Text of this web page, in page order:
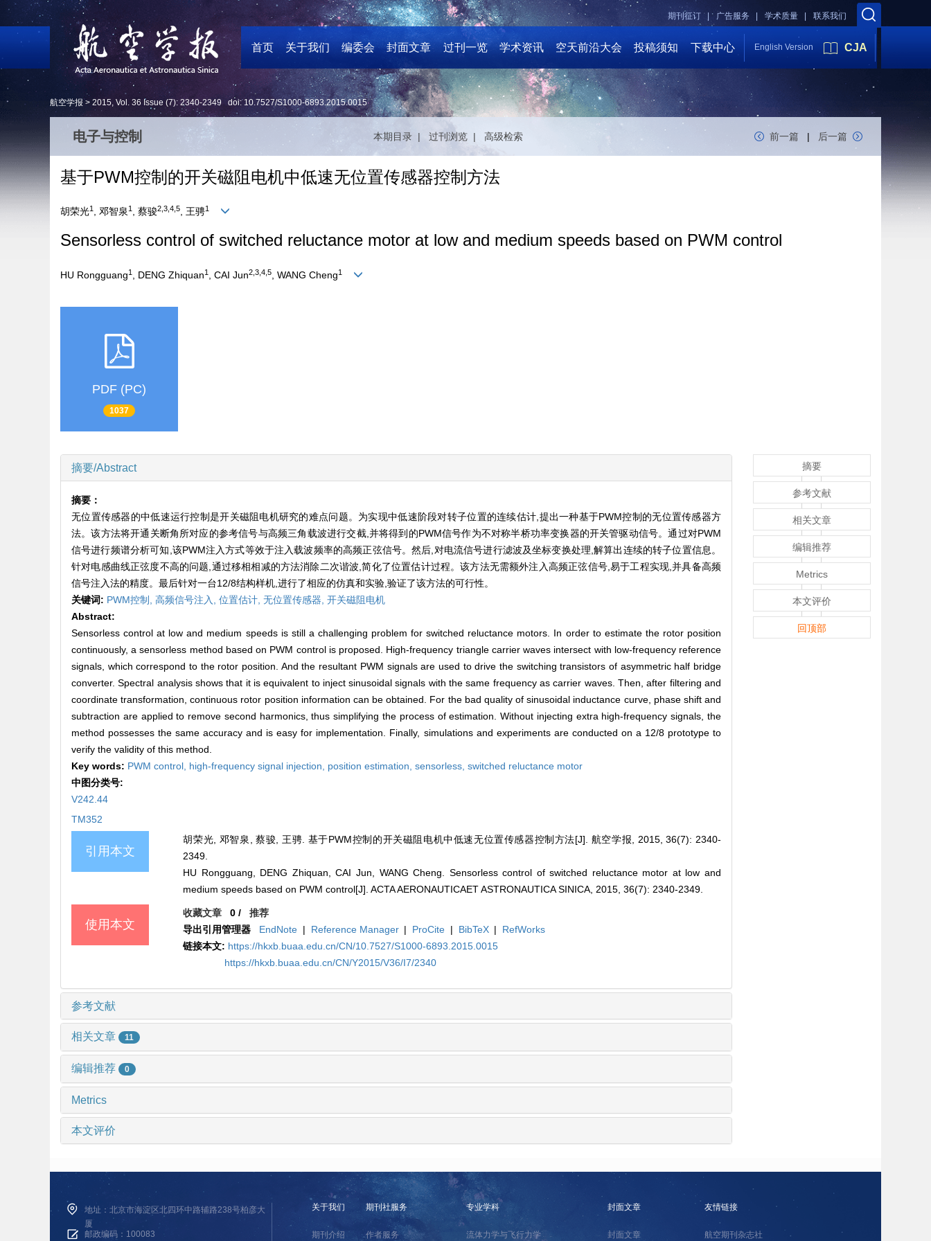
联系我们
学术质量 |
广告服务 |
期刊征订 |
首页 关于我们 编委会 封面文章 过刊一览 学术资讯 空天前沿大会 投稿须知 下载中心 English Version CJA
航空学报 > 2015, Vol. 36 Issue (7): 2340-2349 doi:10.7527/S1000-6893.2015.0015
电子与控制 本期目录 | 过刊浏览 | 高级检索 前一篇 | 后一篇
基于PWM控制的开关磁阻电机中低速无位置传感器控制方法
胡荣光1 , 邓智泉1 , 蔡骏2,3,4,5, 王骋1
Sensorless control of switched reluctance motor at low and medium speeds based on PWM control
HU Rongguang1 , DENG Zhiquan1 , CAI Jun2,3,4,5 , WANG Cheng1
PDF (PC)
1037
摘要/Abstract
摘要：
无位置传感器的中低速运行控制是开关磁阻电机研究的难点问题。为实现中低速阶段对转子位置的连续估计,提出一种基于PWM控制的无位置传感器方
法。该方法将开通关断角所对应的参考信号与高频三角载波进行交截,并将得到的PWM信号作为不对称半桥功率变换器的开关管驱动信号。通过对PWM
信号进行频谱分析可知,该PWM注入方式等效于注入载波频率的高频正弦信号。然后,对电流信号进行滤波及坐标变换处理,解算出连续的转子位置信息。
针对电感曲线正弦度不高的问题,通过移相相减的方法消除二次谐波,简化了位置估计过程。该方法无需额外注入高频正弦信号,易于工程实现,并具备高频
信号注入法的精度。最后针对一台12/8结构样机,进行了相应的仿真和实验,验证了该方法的可行性。
关键词: PWM控制, 高频信号注入, 位置估计, 无位置传感器, 开关磁阻电机
Abstract:
Sensorless control at low and medium speeds is still a challenging problem for switched reluctance motors. In order to estimate the rotor position
continuously, a sensorless method based on PWM control is proposed. High-frequency triangle carrier waves intersect with low-frequency reference
signals, which correspond to the rotor position. And the resultant PWM signals are used to drive the switching transistors of asymmetric half bridge
converter. Spectral analysis shows that it is equivalent to inject sinusoidal signals with the same frequency as carrier waves. Then, after filtering and
coordinate transformation, continuous rotor position information can be obtained. For the bad quality of sinusoidal inductance curve, phase shift and
subtraction are applied to remove second harmonics, thus simplifying the process of estimation. Without injecting extra high-frequency signals, the
method possesses the same accuracy and is easy for implementation. Finally, simulations and experiments are conducted on a 12/8 prototype to
verify the validity of this method.
Key words: PWM control, high-frequency signal injection, position estimation, sensorless, switched reluctance motor
中图分类号:
V242.44
TM352
引用本文
胡荣光, 邓智泉, 蔡骏, 王骋. 基于PWM控制的开关磁阻电机中低速无位置传感器控制方法[J]. 航空学报, 2015, 36(7): 2340-
2349.
HU Rongguang, DENG Zhiquan, CAI Jun, WANG Cheng. Sensorless control of switched reluctance motor at low and
medium speeds based on PWM control[J]. ACTA AERONAUTICAET ASTRONAUTICA SINICA, 2015, 36(7): 2340-2349.
使用本文
收藏文章 0 /推荐
导出引用管理器
EndNote | Reference Manager | ProCite | BibTeX |
RefWorks
链接本文: https://hkxb.buaa.edu.cn/CN/10.7527/S1000-6893.2015.0015
https://hkxb.buaa.edu.cn/CN/Y2015/V36/I7/2340
参考文献
相关文章 11
编辑推荐 0
Metrics
本文评价
摘要
参考文献
相关文章
编辑推荐
Metrics
本文评价
回顶部
地址：北京市海淀区北四环中路辅路238号柏彦大
厦
邮政编码：100083
关于我们
期刊介绍
期刊社服务
作者服务
专业学科
流体力学与飞行力学
封面文章
封面文章
友情链接
航空期刊杂志社